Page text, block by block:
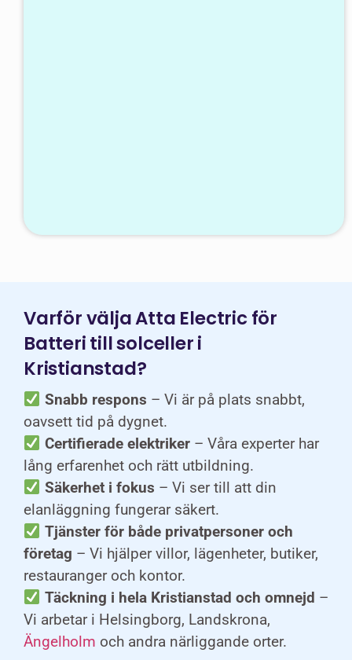
Varför välja Atta Electric för
Batteri till solceller i
Kristianstad?
Snabb respons – Vi är på plats snabbt,
oavsett tid på dygnet.
Certifierade elektriker– Våra experter har
lång erfarenhet och rätt utbildning.
Säkerhet i fokus – Vi ser till att din
elanläggning fungerar säkert.
Tjänster för både privatpersoner och
företag – Vi hjälper villor, lägenheter, butiker,
restauranger och kontor.
Täckning i hela Kristianstad och omnejd –
Vi arbetar i Helsingborg, Landskrona,
Ängelholm och andra närliggande orter.